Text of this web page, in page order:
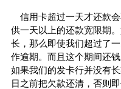
信用卡超过一天才还款
供一天以上的还款宽限期
长，那么即使我们超过了
作逾期。而且这个期间还
如果我们的发卡行并没有
日之前把欠款还清，否则